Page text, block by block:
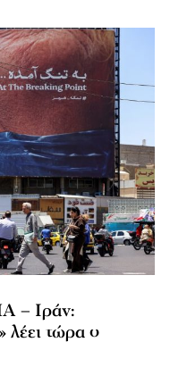
– Ιράν:
λέει τώρα ο